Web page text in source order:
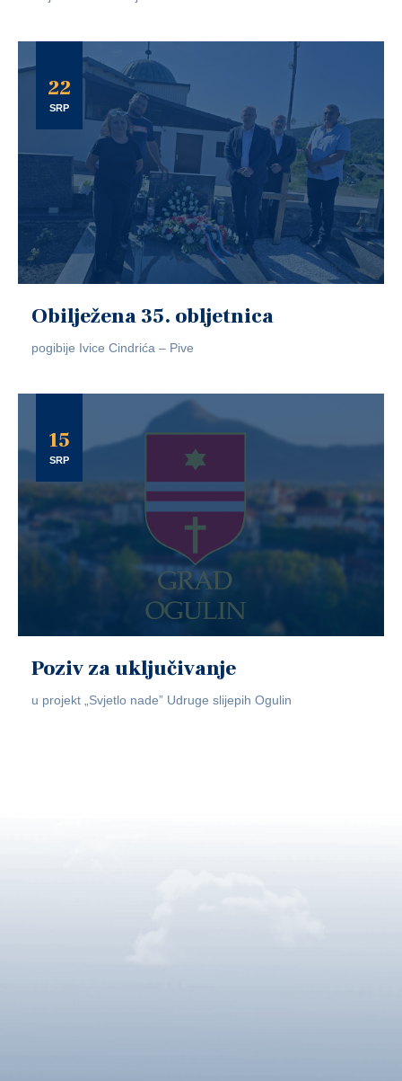
22
SRP
Obilježena 35. obljetnica
pogibije Ivice Cindrića – Pive
15
SRP
Poziv za uključivanje
u projekt „Svjetlo nade” Udruge slijepih Ogulin